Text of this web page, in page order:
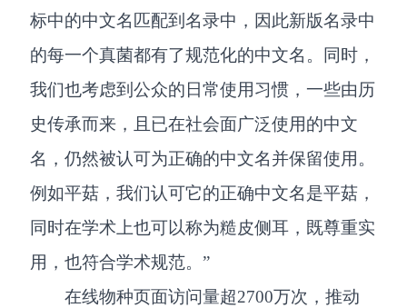
标中的中文名匹配到名录中，因此新版名录中
的每一个真菌都有了规范化的中文名。同时，
我们也考虑到公众的日常使用习惯，一些由历
史传承而来，且已在社会面广泛使用的中文
名，仍然被认可为正确的中文名并保留使用。
例如平菇，我们认可它的正确中文名是平菇，
同时在学术上也可以称为糙皮侧耳，既尊重实
用，也符合学术规范。”
在线物种页面访问量超2700万次，推动